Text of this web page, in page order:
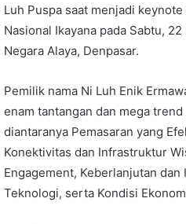
Luh Puspa saat menjadi
Nasional Ikayana pada Sabtu,
Negara Alaya, Denpasar.
Pemilik nama Ni Luh Enik
enam tantangan dan mega
diantaranya Pemasaran yang
Konektivitas dan Infrastruktur
Engagement, Keberlanjutan dan
Teknologi, serta Kondisi